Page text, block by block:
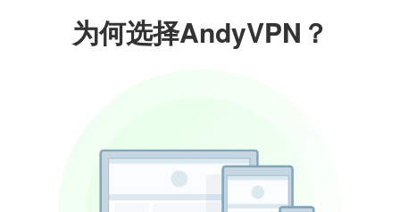
为何选择AndyVPN？